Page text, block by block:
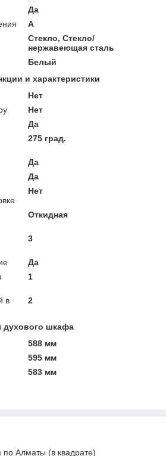
Да
A
Стекло, Стекло/
нержавеющая сталь
Белый
и характеристики
Нет
Нет
Да
275 град.
Да
Да
Нет
Откидная
3
Да
1
в
2
духового шкафа
588 мм
595 мм
583 мм
по Алматы (в квадрате)